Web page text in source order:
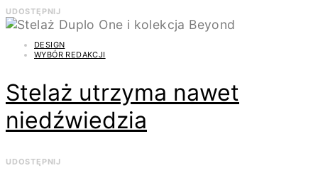
UDOSTĘPNIJ
DESIGN
WYBÓR REDAKCJI
Stelaż utrzyma nawet
niedźwiedzia
UDOSTĘPNIJ